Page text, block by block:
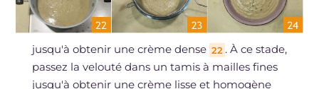
jusqu'à obtenir une crème dense 22 . À ce stade,
passez la velouté dans un tamis à mailles fines
jusqu'à obtenir une crème lisse et homogène